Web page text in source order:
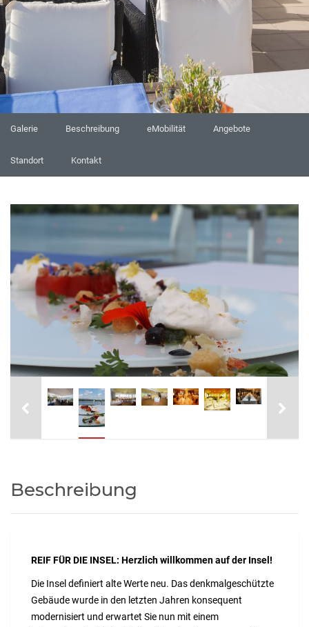
Galerie Beschreibung eMobilität Angebote
Standort Kontakt
Beschreibung
REIF FÜR DIE INSEL: Herzlich willkommen auf der Insel!
Die Insel definiert alte Werte neu. Das denkmalgeschützte
Gebäude wurde in den letzten Jahren konsequent
modernisiert und erwartet Sie nun mit einem